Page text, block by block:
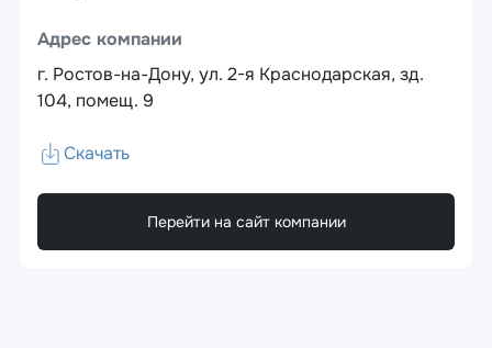
Адрес компании
г. Ростов-на-Дону, ул. 2-я Краснодарская, зд.
104, помещ. 9
Скачать
Перейти на сайт компании